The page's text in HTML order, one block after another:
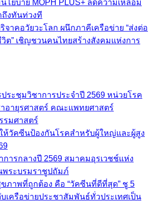
นโยบาย MOPH PLUS+ ลดความเหลื่อม
ถึงทันท่วงที
จาคอวัยวะโลก ผนึกภาคีเครือข่าย “ส่งต่อ
ต” เชิญชวนคนไทยสร้างสังคมแห่งการ
ประชุมวิชาการประจำปี 2569 หน่วยโรค
อายุรศาสตร์ คณะแพทยศาสตร์
รมศาสตร์
ห้วัคซีนป้องกันโรคสำหรับผู้ใหญ่และผู้สูง
การกลางปี 2569 สมาคมอุรเวชช์แห่ง
พระบรมราชูปถัมภ์
ภาพที่ถูกต้อง คือ “วัคซีนที่ดีที่สุด” ชู 5
เครือข่ายประชาสัมพันธ์ทั่วประเทศเป็น